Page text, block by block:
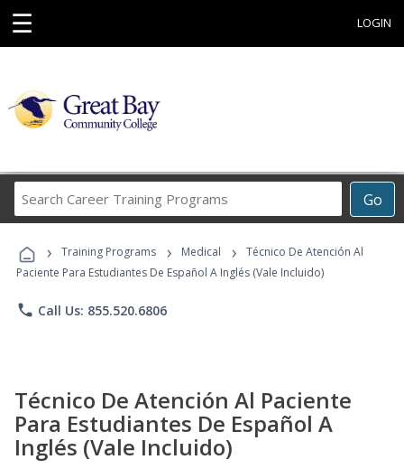
☰ LOGIN
Go
Career
Programs
› Training Programs › Medical ›
Técnico De Atención Al
Paciente Para Estudiantes De Español A Inglés (Vale Incluido)
phone Call Us: 855.520.6806
Técnico De Atención Al Paciente
Para Estudiantes De Español A
Inglés (Vale Incluido)